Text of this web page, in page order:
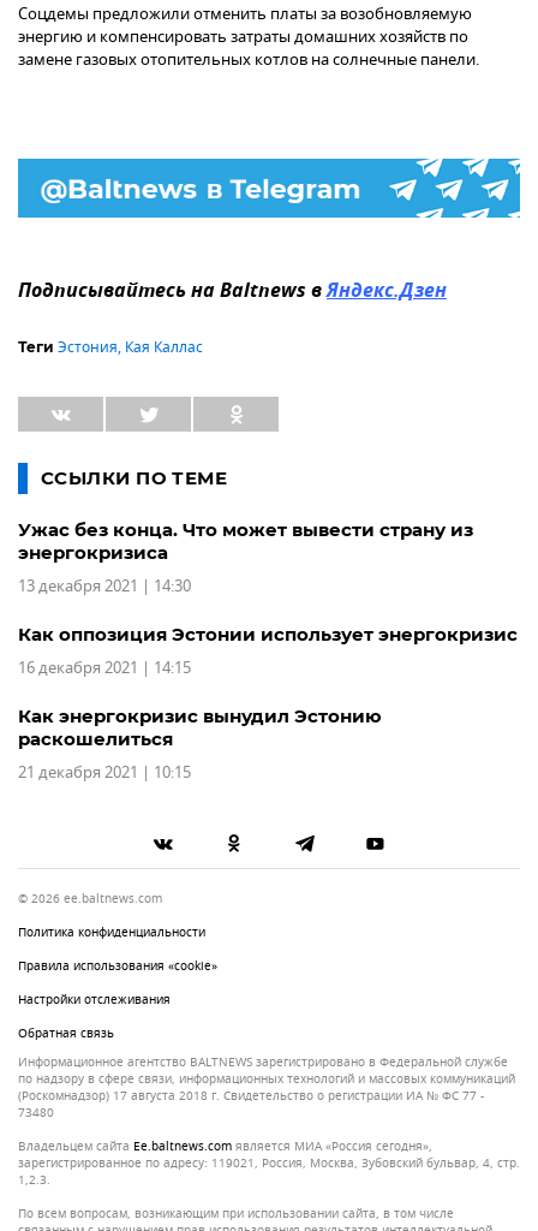
Соцдемы предложили отменить платы за возобновляемую
энергию и компенсировать затраты домашних хозяйств по
замене газовых отопительных котлов на солнечные панели.
Подписывайтесь на Baltnews вЯндекс.Дзен
Теги Эстония, Кая Каллас
ССЫЛКИ ПО ТЕМЕ
Ужас без конца. Что может вывести страну из
энергокризиса
13 декабря 2021 | 14:30
Как оппозиция Эстонии использует энергокризис
16 декабря 2021 | 14:15
Как энергокризис вынудил Эстонию
раскошелиться
21 декабря 2021 | 10:15
© 2026 ee.baltnews.com
Политика конфиденциальности
Правила использования «cookie»
Настройки отслеживания
Обратная связь
Информационное агентство BALTNEWS зарегистрировано в Федеральной службе
по надзору в сфере связи, информационных технологий и массовых коммуникаций
(Роскомнадзор) 17 августа 2018 г. Свидетельство о регистрации ИА № ФС 77 -
73480
Владельцем сайта
ee.baltnews.com является МИА «Россия сегодня»,
зарегистрированное по адресу: 119021, Россия, Москва, Зубовский бульвар, 4, стр.
1,2.3.
По всем вопросам, возникающим при использовании сайта, в том числе